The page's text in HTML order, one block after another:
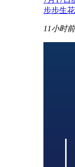
步步生花
11小时前